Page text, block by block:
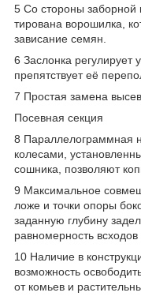
5 Со стороны
тирована ворошилка,
зависание семян.
6 Заслонка регулирует
препятствует её
7 Простая замена
Посевная секция
8 Параллелограммная
колесами,
сошника, позволяют
9 Mаксимальное
ложе и точки опоры
заданную глубину
равномерность
10 Наличие в
возможность
от комьев и